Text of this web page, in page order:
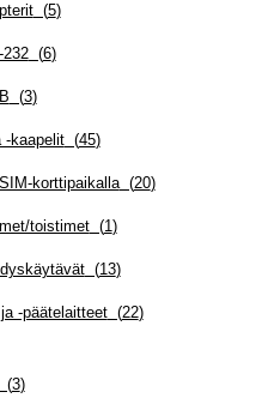
(5)
(6)
(3)
-kaapelit(45)
korttipaikalla(20)
toistimet(1)
(13)
-päätelaitteet(22)
3)